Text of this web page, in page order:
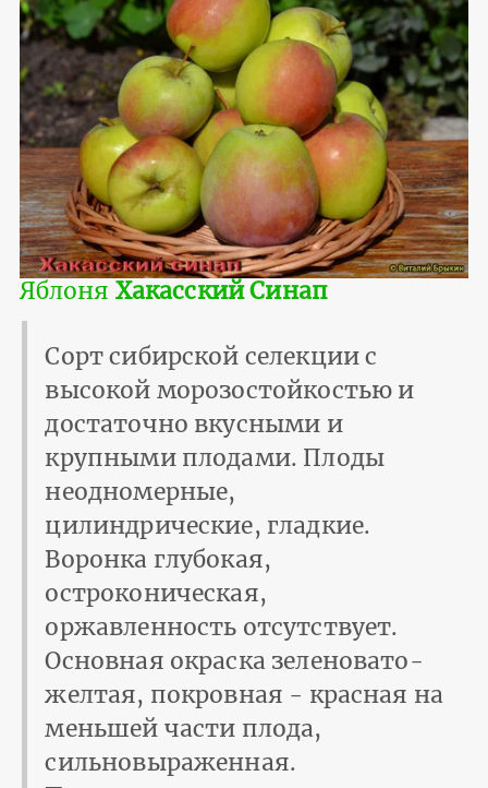
Яблоня Хакасский Синап
Сорт сибирской селекции с
высокой морозостойкостью и
достаточно вкусными и
крупными плодами. Плоды
неодномерные,
цилиндрические, гладкие.
Воронка глубокая,
остроконическая,
оржавленность отсутствует.
Основная окраска зеленовато-
желтая, покровная - красная на
меньшей части плода,
сильновыраженная.